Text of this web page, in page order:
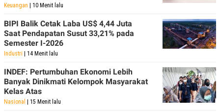
Keuangan | 10 Menit lalu
BIPI Balik Cetak Laba US$ 4,44 Juta
Saat Pendapatan Susut 33,21% pada
Semester I-2026
Industri | 14 Menit lalu
INDEF: Pertumbuhan Ekonomi Lebih
Banyak Dinikmati Kelompok Masyarakat
Kelas Atas
Nasional | 15 Menit lalu